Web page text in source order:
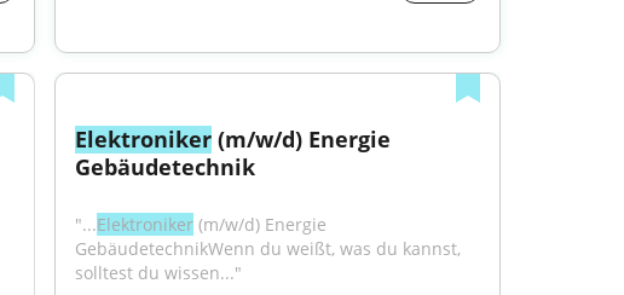
Elektroniker (m/w/d) Energie
Gebäudetechnik
"...Elektroniker (m/w/d) Energie
GebäudetechnikWenn du weißt, was du kannst,
solltest du wissen..."